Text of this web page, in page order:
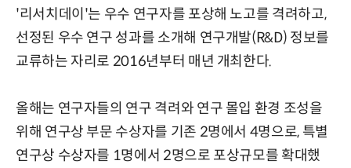
'리서치데이'는 우수 연구자를 포상해 노고를 격려하고,
선정된 우수 연구 성과를 소개해 연구개발(R&D) 정보를
교류하는 자리로 2016년부터 매년 개최한다.
올해는 연구자들의 연구 격려와 연구 몰입 환경 조성을
위해 연구상 부문 수상자를 기존 2명에서 4명으로, 특별
연구상 수상자를 1명에서 2명으로 포상규모를 확대했